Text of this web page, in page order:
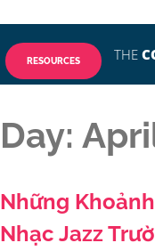
RESOURCES THE
Day:
Những
Nhạc Jazz